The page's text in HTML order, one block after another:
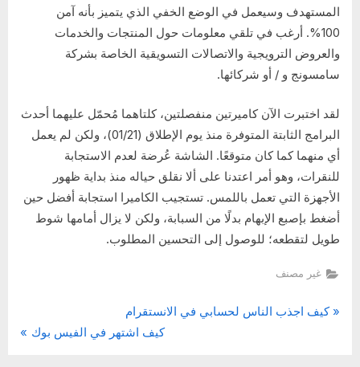
المستهدف وسيعمل في الوضع الخفي الذي يتميز بأنه آمن
100%. أرغب في تلقي معلومات حول المنتجات والخدمات
والعروض الترويجية والاتصالات التسويقية الخاصة بشركة
سامسونج و / أو شركائها.
لقد اختبرت الآن كاميرتين منفصلتين، كلتاهما مُحمّل عليهما أحدث
البرامج الثابتة المتوفرة منذ يوم الإطلاق (01/21)، ولكن لم يعمل
أي منهما كما كان متوقعًا. الشاشة عُرضة لعدم الاستجابة
للنقرات، وهو أمر اعتدنا على ألا نقلق حياله منذ بداية ظهور
الأجهزة التي تعمل باللمس. تستجيب الكاميرا استجابة أفضل حين
أضغط بإصبع الإبهام بدلًا من السبابة، ولكن لا يزال أمامها شوط
طويل لتقطعه؛ للوصول إلى التحسين المطلوب.
غير مصنف
تصفّح
P
كيف اجذب الناس لحسابي في الانستقرام
N
كيف اشتهر في الفيس بوك